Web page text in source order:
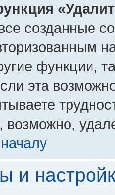
созданные
функции,
эта
возможно,
и